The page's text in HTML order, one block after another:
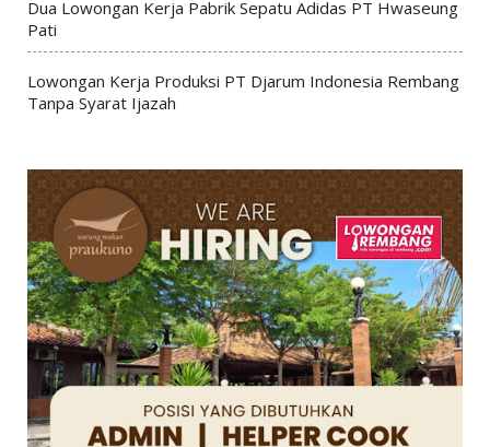
Dua Lowongan Kerja Pabrik Sepatu Adidas PT Hwaseung
Pati
Lowongan Kerja Produksi PT Djarum Indonesia Rembang
Tanpa Syarat Ijazah